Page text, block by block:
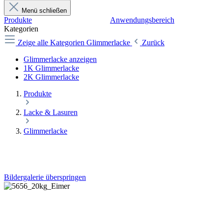
Menü schließen
Produkte
Anwendungsbereich
Kategorien
Zeige alle Kategorien Glimmerlacke
Zurück
Glimmerlacke anzeigen
1K Glimmerlacke
2K Glimmerlacke
Produkte
Lacke & Lasuren
Glimmerlacke
Bildergalerie überspringen